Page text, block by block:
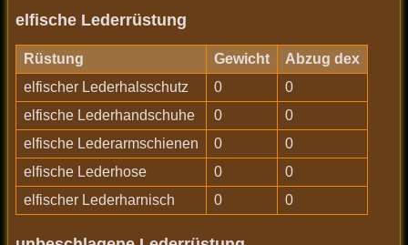
elfische Lederrüstung
Rüstung Gewicht
Abzug dex
elfischer Lederhalsschutz
0
0
elfische Lederhandschuhe
0
0
elfische Lederarmschienen
0
0
elfische Lederhose
0
0
elfischer Lederharnisch
0 0